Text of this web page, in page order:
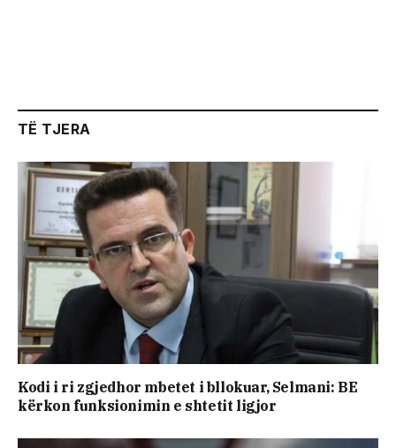
TË TJERA
Kodi i ri zgjedhor mbetet i bllokuar, Selmani: BE
kërkon funksionimin e shtetit ligjor